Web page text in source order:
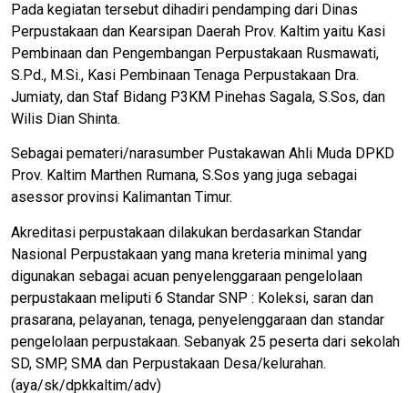
Pada kegiatan tersebut dihadiri pendamping dari Dinas
Perpustakaan dan Kearsipan Daerah Prov. Kaltim yaitu Kasi
Pembinaan dan Pengembangan Perpustakaan Rusmawati,
S.Pd., M.Si., Kasi Pembinaan Tenaga Perpustakaan Dra.
Jumiaty, dan Staf Bidang P3KM Pinehas Sagala, S.Sos, dan
Wilis Dian Shinta.
Sebagai pemateri/narasumber Pustakawan Ahli Muda DPKD
Prov. Kaltim Marthen Rumana, S.Sos yang juga sebagai
asessor provinsi Kalimantan Timur.
Akreditasi perpustakaan dilakukan berdasarkan Standar
Nasional Perpustakaan yang mana kreteria minimal yang
digunakan sebagai acuan penyelenggaraan pengelolaan
perpustakaan meliputi 6 Standar SNP : Koleksi, saran dan
prasarana, pelayanan, tenaga, penyelenggaraan dan standar
pengelolaan perpustakaan. Sebanyak 25 peserta dari sekolah
SD, SMP, SMA dan Perpustakaan Desa/kelurahan.
(aya/sk/dpkkaltim/adv)